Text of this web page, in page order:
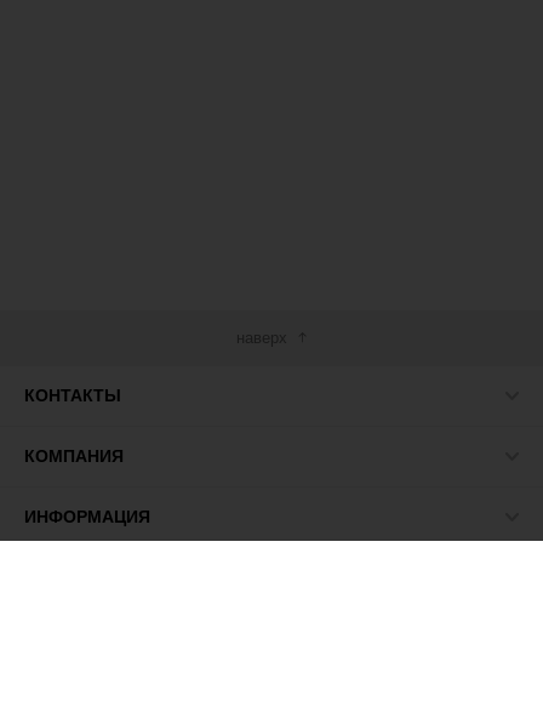
наверх
КОНТАКТЫ
КОМПАНИЯ
ИНФОРМАЦИЯ